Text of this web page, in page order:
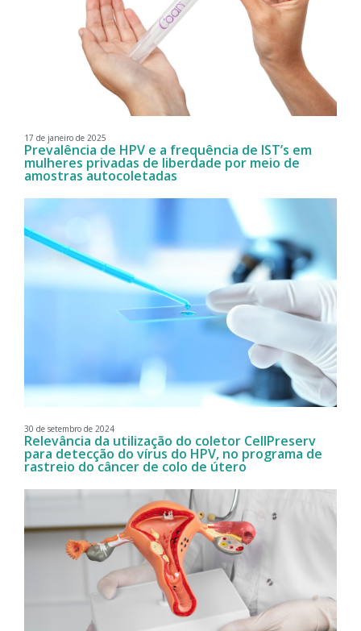
17 de janeiro de 2025
Prevalência de HPV e a frequência de IST’s em
mulheres privadas de liberdade por meio de
amostras autocoletadas
30 de setembro de 2024
Relevância da utilização do coletor CellPreserv
para detecção do vírus do HPV, no programa de
rastreio do câncer de colo de útero